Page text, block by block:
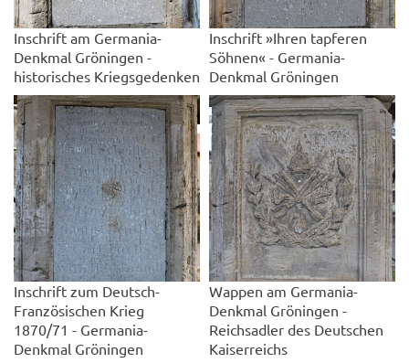
Inschrift am Germania-
Denkmal Gröningen -
historisches Kriegsgedenken
Inschrift »Ihren tapferen
Söhnen« - Germania-
Denkmal Gröningen
Inschrift zum Deutsch-
Französischen Krieg
1870/71 - Germania-
Denkmal Gröningen
Wappen am Germania-
Denkmal Gröningen -
Reichsadler des Deutschen
Kaiserreichs